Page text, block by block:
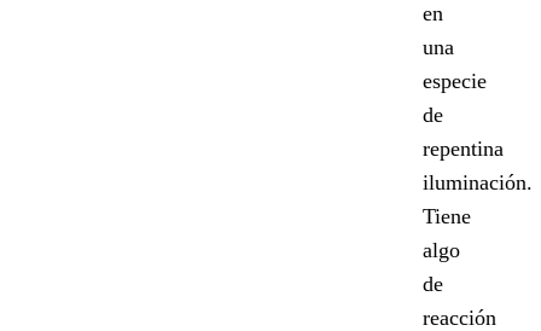
en
una
especie
de
repentina
iluminación.
Tiene
algo
de
reacción